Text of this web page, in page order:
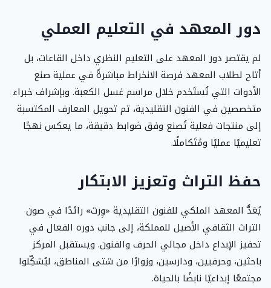
دور المعهد في التعليم العملي
لم يقتصر دور المعهد على التعليم النظري داخل القاعات، بل
أتاح لطلاب المعهد فرصة الانخراط مباشرةً في عملية صنع
الأدوات التي تُستَخدم خلال مراسم غسل الكعبة. وبإشراف خبراء
متخصصين في الفنون التقليدية، تم تحويل المعارف المكتسبة
إلى منتجات فعلية تُصنع وفق ضوابط دقيقة، ما يعكس نهجًا
تعليميًا عمليًا ومُتَكاملًا.
حفظ التراث وتعزيز الابتكار
يُعَدُّ المعهد الملكي للفنون التقليدية «وِرث» رائدًا في صون
التراث الثقافي الأصيل للمملكة، إلى جانب دوره الفعال في
تحفيز الإبداع داخل مجالي الحرف والفنون. ويستقبل المركز
باحثين، وحرفيين، ودارسين، وزوارًا من شتى المناطق، ليُشكِّلوا
مجتمعًا إبداعيًا نابضًا بالحياة.